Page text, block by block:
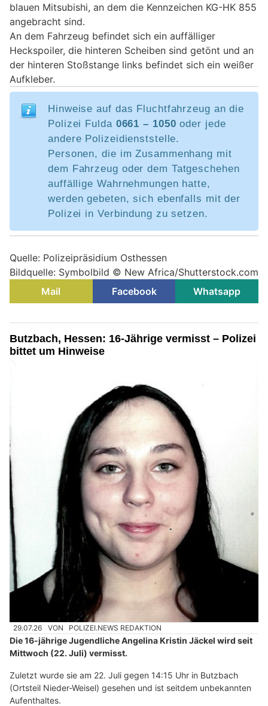
blauen Mitsubishi, an dem die Kennzeichen KG-HK 855
angebracht sind.
An dem Fahrzeug befindet sich ein auffälliger
Heckspoiler, die hinteren Scheiben sind getönt und an
der hinteren Stoßstange links befindet sich ein weißer
Aufkleber.
Hinweise auf das Fluchtfahrzeug an die
Polizei Fulda 0661 – 1050 oder jede
andere Polizeidienststelle.
Personen, die im Zusammenhang mit
dem Fahrzeug oder dem Tatgeschehen
auffällige Wahrnehmungen hatte,
werden gebeten, sich ebenfalls mit der
Polizei in Verbindung zu setzen.
Quelle: Polizeipräsidium Osthessen
Bildquelle: Symbolbild © New Africa/Shutterstock.com
Mail
Facebook Whatsapp
Butzbach, Hessen: 16-Jährige vermisst – Polizei
bittet um Hinweise
29.07.26 VON POLIZEI.NEWS REDAKTION
Die 16-jährige Jugendliche Angelina Kristin Jäckel wird seit
Mittwoch (22. Juli) vermisst.
Zuletzt wurde sie am 22. Juli gegen 14:15 Uhr in Butzbach
(Ortsteil Nieder-Weisel) gesehen und ist seitdem unbekannten
Aufenthaltes.